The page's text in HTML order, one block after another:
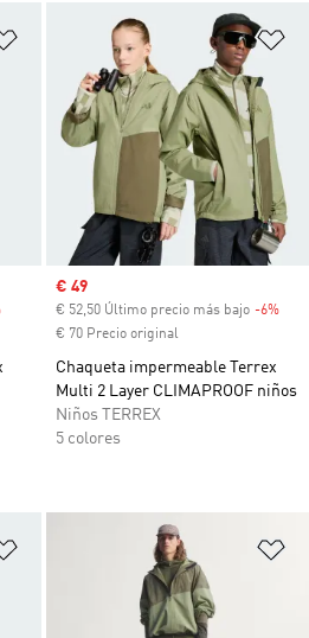
Añadir a la lista de deseos
Descuento
Precio de venta
€ 49
€ 52,50 Último precio más bajo -6%
€ 70 Precio original
Chaqueta impermeable Terrex
Multi 2 Layer CLIMAPROOF niños
Niños TERREX
5 colores
Añadir a la lista de deseos